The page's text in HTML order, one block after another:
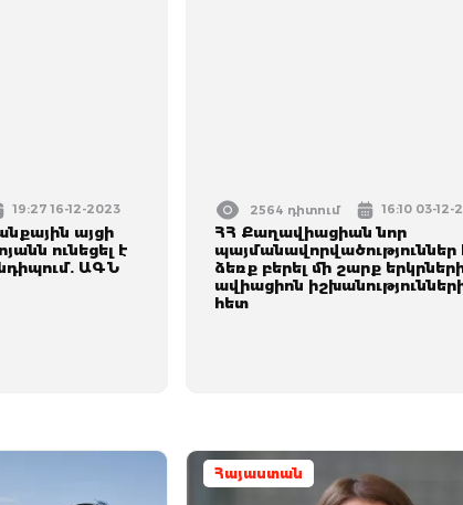
19:27 16-12-2023
այցի
ունեցել է
ԱԳՆ
2564 դիտում 16:10 03-12-
ՀՀ Քաղավիացիան նոր
պայմանավորվածություններ
ձեռք բերել մի շարք
ավիացիոն
հետ
Հայաստան